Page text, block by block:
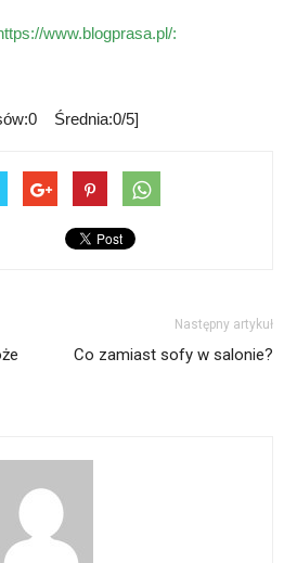
www.blogprasa.pl/:
Średnia:0/5]
Następny artykuł
Co zamiast sofy w salonie?